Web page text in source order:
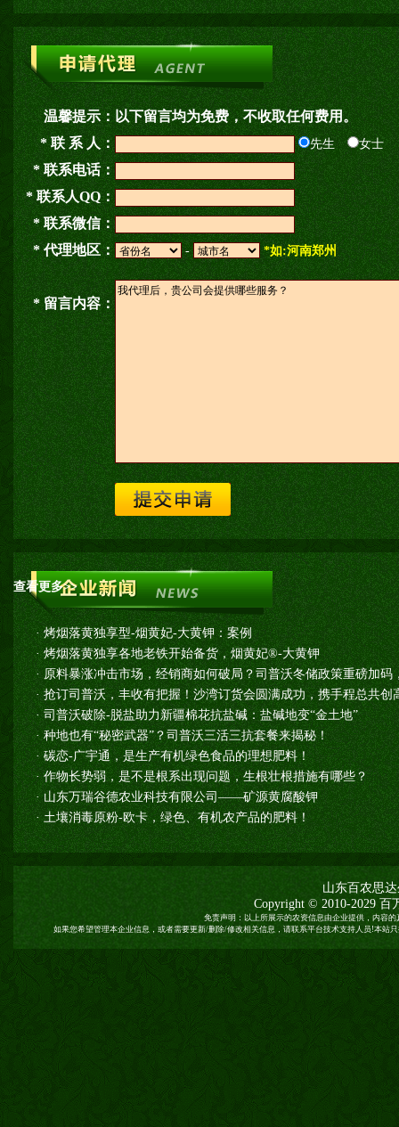
温馨提示：以下留言均为免费，不收取任何费用。
* 联 系 人：
先生 女士
* 联系电话：
* 联系人QQ：
* 联系微信：
* 代理地区：
- *如:河南郑州
* 留言内容：
查看更多>>
·烤烟落黄独享型-烟黄妃-大黄钾：案例
·烤烟落黄独享各地老铁开始备货，烟黄妃®-大黄钾
· 原料暴涨冲击市场，经销商如何破局？司普沃冬储政策重磅加码
·抢订司普沃，丰收有把握！沙湾订货会圆满成功，携手程总共创
·司普沃破除-脱盐助力新疆棉花抗盐碱：盐碱地变“金土地”
·种地也有“秘密武器”？司普沃三活三抗套餐来揭秘！
·碳恋-广宇通，是生产有机绿色食品的理想肥料！
·作物长势弱，是不是根系出现问题，生根壮根措施有哪些？
·山东万瑞谷德农业科技有限公司——矿源黄腐酸钾
·土壤消毒原粉-欧卡，绿色、有机农产品的肥料！
山东百农思
Copyright © 2010-2029 百
免责声明：以上所展示的农资信息由企业提供，内容
如果您希望管理本企业信息，或者需要更新/删除/修改相关信息，请联系平台技术支持人员!本站